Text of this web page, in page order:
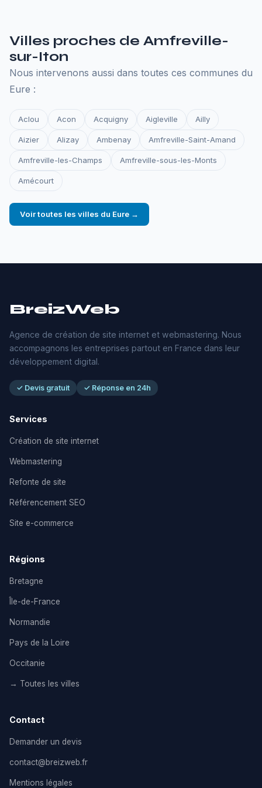
Villes proches de Amfreville-
sur-Iton
Nous intervenons aussi dans toutes ces communes du
Eure :
Aclou Acon Acquigny Aigleville Ailly
Aizier Alizay Ambenay Amfreville-Saint-Amand
Amfreville-les-Champs Amfreville-sous-les-Monts
Amécourt
Voir toutes les villes du Eure →
BreizWeb
Agence de création de site internet et webmastering. Nous
accompagnons les entreprises partout en France dans leur
développement digital.
✓ Devis gratuit ✓ Réponse en 24h
Services
Création de site internet
Webmastering
Refonte de site
Référencement SEO
Site e-commerce
Régions
Bretagne
Île-de-France
Normandie
Pays de la Loire
Occitanie
→ Toutes les villes
Contact
Demander un devis
contact@breizweb.fr
Mentions légales